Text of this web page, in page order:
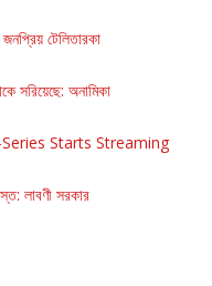
টেলিতারকা
সরিয়েছে: অনামিকা
Starts Streaming
লাবণী সরকার